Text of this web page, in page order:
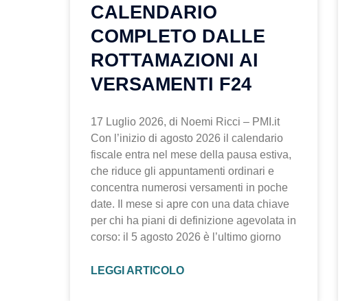
CALENDARIO
COMPLETO DALLE
ROTTAMAZIONI AI
VERSAMENTI F24
17 Luglio 2026, di Noemi Ricci – PMI.it
Con l’inizio di agosto 2026 il calendario
fiscale entra nel mese della pausa estiva,
che riduce gli appuntamenti ordinari e
concentra numerosi versamenti in poche
date. Il mese si apre con una data chiave
per chi ha piani di definizione agevolata in
corso: il 5 agosto 2026 è l’ultimo giorno
LEGGI ARTICOLO